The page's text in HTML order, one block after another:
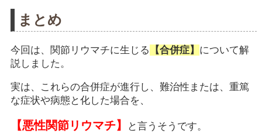
まとめ
今回は、関節リウマチに生じる 【合併症】 について解
説しました。
実は、これらの合併症が進行し、難治性または、重篤
な症状や病態と化した場合を、
【悪性関節リウマチ】 と言うそうです。